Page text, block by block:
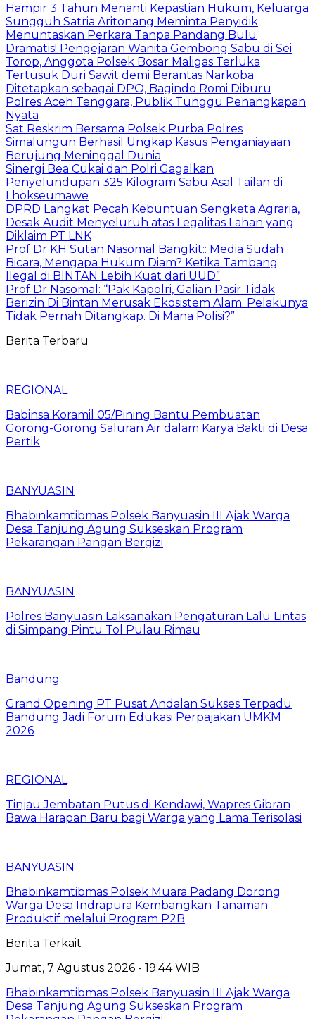
Hampir 3 Tahun Menanti Kepastian Hukum, Keluarga
Sungguh Satria Aritonang Meminta Penyidik
Menuntaskan Perkara Tanpa Pandang Bulu
Dramatis! Pengejaran Wanita Gembong Sabu di Sei
Torop, Anggota Polsek Bosar Maligas Terluka
Tertusuk Duri Sawit demi Berantas Narkoba
Ditetapkan sebagai DPO, Bagindo Romi Diburu
Polres Aceh Tenggara, Publik Tunggu Penangkapan
Nyata
Sat Reskrim Bersama Polsek Purba Polres
Simalungun Berhasil Ungkap Kasus Penganiayaan
Berujung Meninggal Dunia
Sinergi Bea Cukai dan Polri Gagalkan
Penyelundupan 325 Kilogram Sabu Asal Tailan di
Lhokseumawe
DPRD Langkat Pecah Kebuntuan Sengketa Agraria,
Desak Audit Menyeluruh atas Legalitas Lahan yang
Diklaim PT LNK
Prof Dr KH Sutan Nasomal Bangkit:: Media Sudah
Bicara, Mengapa Hukum Diam? Ketika Tambang
Ilegal di BINTAN Lebih Kuat dari UUD”
Prof Dr Nasomal: “Pak Kapolri, Galian Pasir Tidak
Berizin Di Bintan Merusak Ekosistem Alam. Pelakunya
Tidak Pernah Ditangkap. Di Mana Polisi?”
Berita Terbaru
REGIONAL
Babinsa Koramil 05/Pining Bantu Pembuatan
Gorong-Gorong Saluran Air dalam Karya Bakti di Desa
Pertik
BANYUASIN
Bhabinkamtibmas Polsek Banyuasin III Ajak Warga
Desa Tanjung Agung Sukseskan Program
Pekarangan Pangan Bergizi
BANYUASIN
Polres Banyuasin Laksanakan Pengaturan Lalu Lintas
di Simpang Pintu Tol Pulau Rimau
Bandung
Grand Opening PT Pusat Andalan Sukses Terpadu
Bandung Jadi Forum Edukasi Perpajakan UMKM
2026
REGIONAL
Tinjau Jembatan Putus di Kendawi, Wapres Gibran
Bawa Harapan Baru bagi Warga yang Lama Terisolasi
BANYUASIN
Bhabinkamtibmas Polsek Muara Padang Dorong
Warga Desa Indrapura Kembangkan Tanaman
Produktif melalui Program P2B
Berita Terkait
Jumat, 7 Agustus 2026 - 19:44 WIB
Bhabinkamtibmas Polsek Banyuasin III Ajak Warga
Desa Tanjung Agung Sukseskan Program